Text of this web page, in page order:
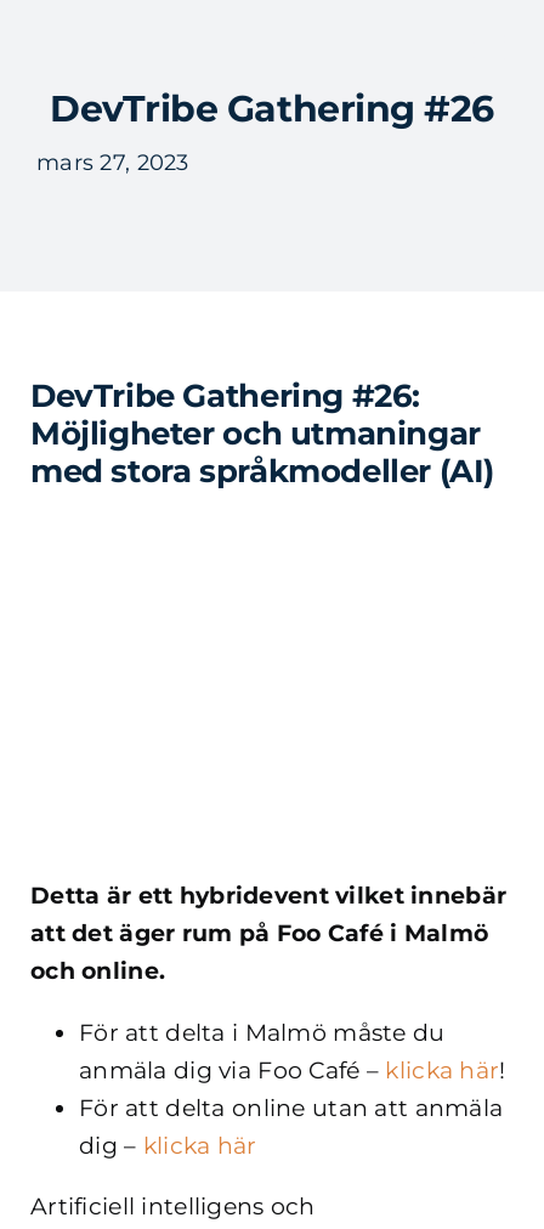
innehålletDevTribe Gathering #26
mars 27, 2023
DevTribe Gathering #26:
Möjligheter och utmaningar
med stora språkmodeller (AI)
Detta är ett hybridevent vilket innebär
att det äger rum på Foo Café i Malmö
och online.
För att delta i Malmö måste du
anmäla dig via Foo Café – klicka här!
För att delta online utan att anmäla
dig – klicka här
Artificiell intelligens och